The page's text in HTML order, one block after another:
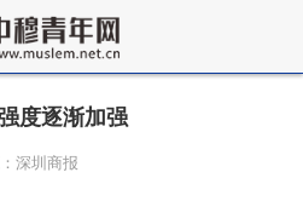
度逐渐加强
深圳商报